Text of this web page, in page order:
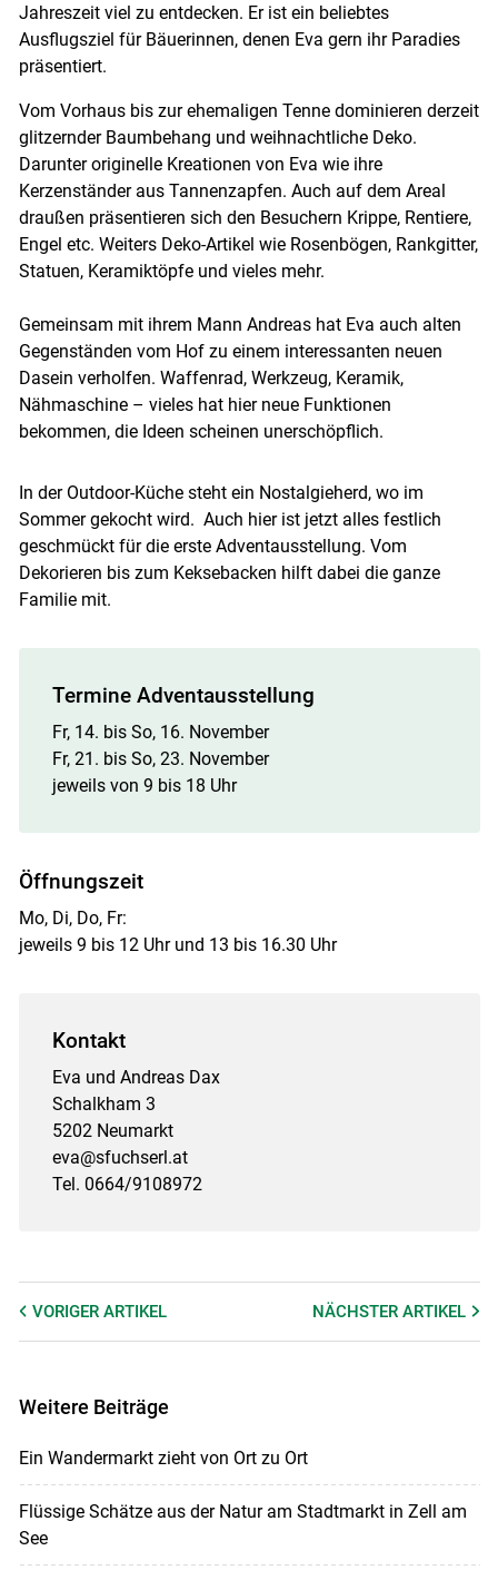
Jahreszeit viel zu entdecken. Er ist ein beliebtes
Ausflugsziel für Bäuerinnen, denen Eva gern ihr Paradies
präsentiert.
Vom Vorhaus bis zur ehemaligen Tenne dominieren derzeit
glitzernder Baumbehang und weihnachtliche Deko.
Darunter originelle Kreationen von Eva wie ihre
Kerzenständer aus Tannenzapfen. Auch auf dem Areal
draußen präsentieren sich den Besuchern Krippe, Rentiere,
Engel etc. Weiters Deko-Artikel wie Rosenbögen, Rankgitter,
Statuen, Keramiktöpfe und vieles mehr.
Gemeinsam mit ihrem Mann Andreas hat Eva auch alten
Gegenständen vom Hof zu einem interessanten neuen
Dasein verholfen. Waffenrad, Werkzeug, Keramik,
Nähmaschine – vieles hat hier neue Funktionen
bekommen, die Ideen scheinen unerschöpflich.
In der Outdoor-Küche steht ein Nostalgieherd, wo im
Sommer gekocht wird. Auch hier ist jetzt alles festlich
geschmückt für die erste Adventausstellung. Vom
Dekorieren bis zum Keksebacken hilft dabei die ganze
Familie mit.
Termine Adventausstellung
Fr, 14. bis So, 16. November
Fr, 21. bis So, 23. November
jeweils von 9 bis 18 Uhr
Öffnungszeit
Mo, Di, Do, Fr:
jeweils 9 bis 12 Uhr und 13 bis 16.30 Uhr
Kontakt
Eva und Andreas Dax
Schalkham 3
5202 Neumarkt
eva@sfuchserl.at
Tel. 0664/9108972
VORIGER ARTIKEL NÄCHSTERARTIKEL
Weitere Beiträge
Ein Wandermarkt zieht von Ort zu Ort
Flüssige Schätze aus der Natur am Stadtmarkt in Zell am
See